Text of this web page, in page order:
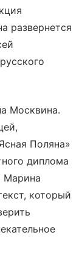
развернется
Москвина.
Поляна»
диплома
Марина
который